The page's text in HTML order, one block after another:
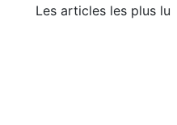
Les articles les plus lu